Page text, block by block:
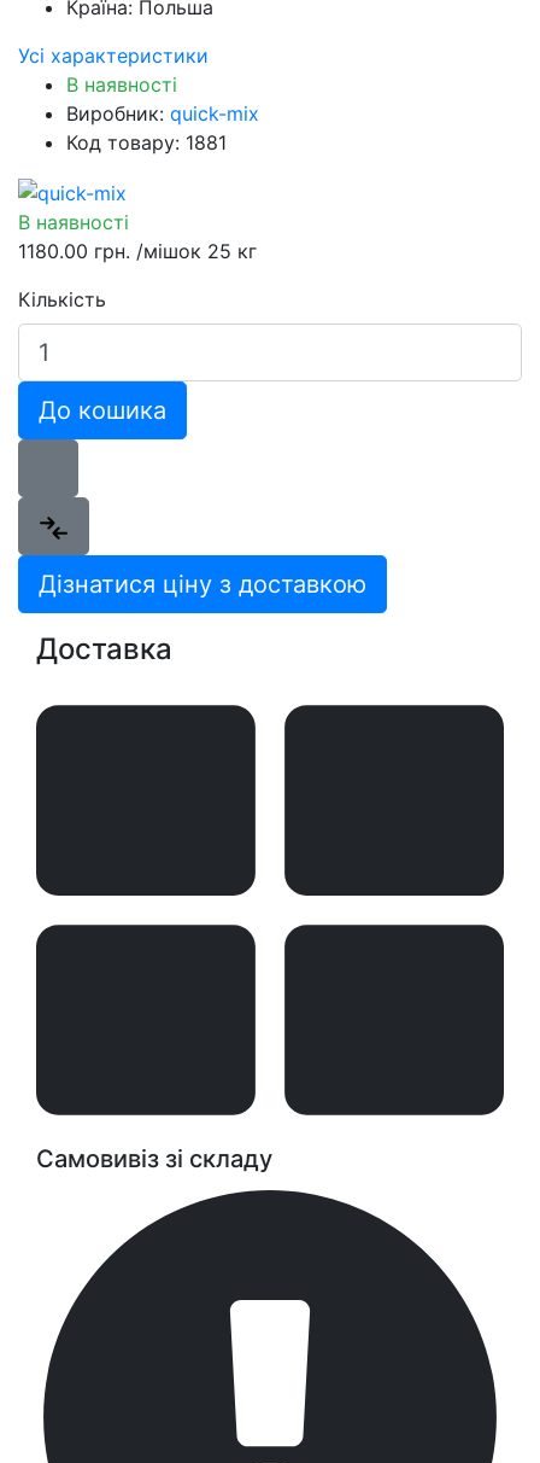
Країна: Польша
Усі характеристики
В наявності
Виробник: quick-mix
Код товару: 1881
В наявності
1180.00 грн. /мішок 25 кг
Кількість
До кошика
Дізнатися ціну з доставкою
Доставка
Самовивіз зі складу